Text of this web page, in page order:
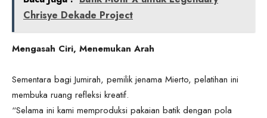
Chrisye Dekade Project
Mengasah Ciri, Menemukan Arah
Sementara bagi Jumirah, pemilik jenama Mierto, pelatihan ini
membuka ruang refleksi kreatif.
“Selama ini kami memproduksi pakaian batik dengan pola